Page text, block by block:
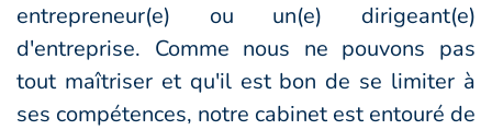
entrepreneur(e) ou un(e) dirigeant(e)
d'entreprise. Comme nous ne pouvons pas
tout maîtriser et qu'il est bon de se limiter à
ses compétences, notre cabinet est entouré de